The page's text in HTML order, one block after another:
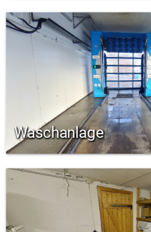
Waschanlage